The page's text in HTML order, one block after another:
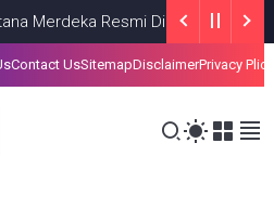
Resmi Dibuka Hari Ini 5 Agustus
Contact UsSitemapDisclaimerPrivacy Plice